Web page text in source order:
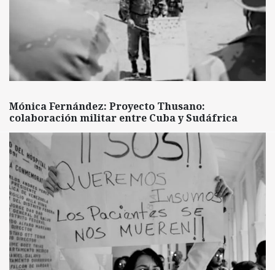
Mónica Fernández: Proyecto Thusano:
colaboración militar entre Cuba y Sudáfrica